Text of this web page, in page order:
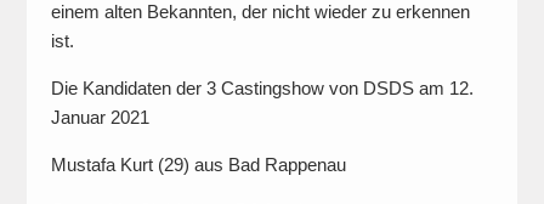
einem alten Bekannten, der nicht wieder zu erkennen
ist.
Die Kandidaten der 3 Castingshow von DSDS am 12.
Januar 2021
Mustafa Kurt (29) aus Bad Rappenau